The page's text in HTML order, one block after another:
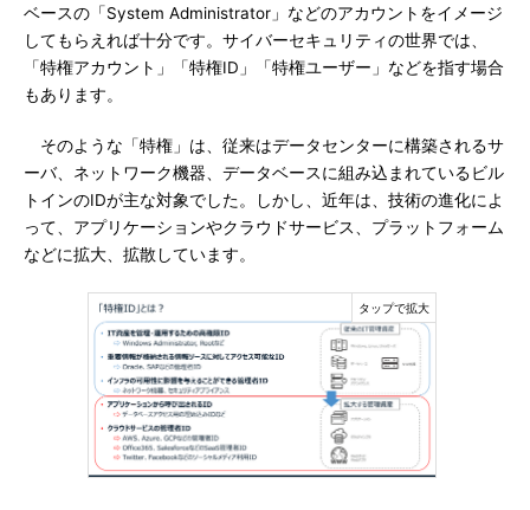
ベースの「System Administrator」などのアカウントをイメージ
してもらえれば十分です。サイバーセキュリティの世界では、
「特権アカウント」「特権ID」「特権ユーザー」などを指す場合
もあります。
そのような「特権」は、従来はデータセンターに構築されるサ
ーバ、ネットワーク機器、データベースに組み込まれているビル
トインのIDが主な対象でした。しかし、近年は、技術の進化によ
って、アプリケーションやクラウドサービス、プラットフォーム
などに拡大、拡散しています。